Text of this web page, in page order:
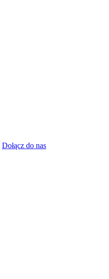
Dołącz do nas